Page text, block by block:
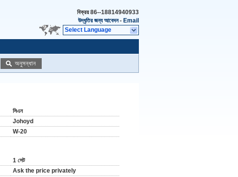
বিক্রয়86--18814940933
উদ্ধৃতির জন্য আবেদন- Email
Select Language
অনুসন্ধান
সিএন
Johoyd
W-20
1 সেট
Ask the price privately